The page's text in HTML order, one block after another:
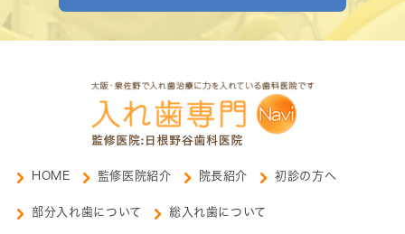
HOME 監修医院紹介 院長紹介 初診の方へ
部分入れ歯について 総入れ歯について